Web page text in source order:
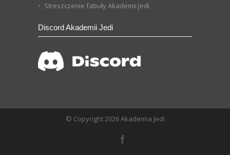
Streszczenie fabuły Akademii Jedi
Discord Akademii Jedi
© Copyright 2026 Akademia Jedi